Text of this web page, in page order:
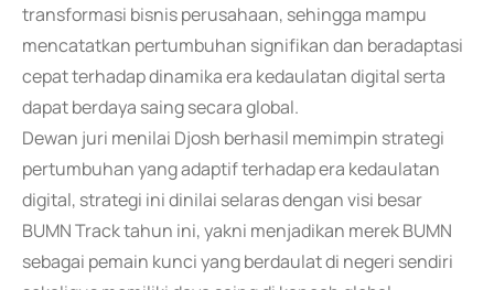
transformasi bisnis perusahaan, sehingga mampu
mencatatkan pertumbuhan signifikan dan beradaptasi
cepat terhadap dinamika era kedaulatan digital serta
dapat berdaya saing secara global.
Dewan juri menilai Djosh berhasil memimpin strategi
pertumbuhan yang adaptif terhadap era kedaulatan
digital, strategi ini dinilai selaras dengan visi besar
BUMN Track tahun ini, yakni menjadikan merek BUMN
sebagai pemain kunci yang berdaulat di negeri sendiri